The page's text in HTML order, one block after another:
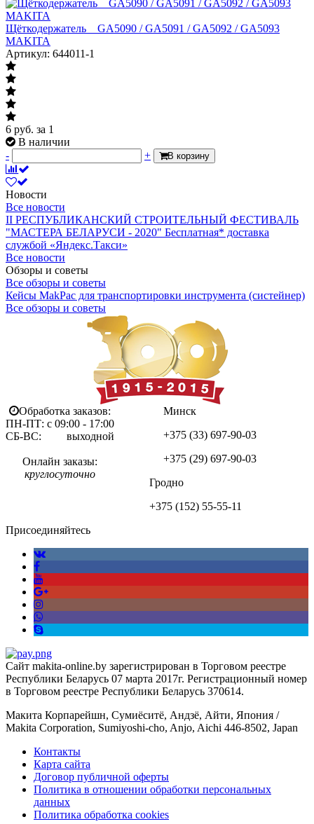
Щёткодержатель__GA5090 / GA5091 / GA5092 / GA5093
MAKITA
Артикул: 644011-1
6 руб. за 1
В наличии
-
+ В корзину
Новости
Все новости
II РЕСПУБЛИКАНСКИЙ СТРОИТЕЛЬНЫЙ ФЕСТИВАЛЬ
"МАСТЕРА БЕЛАРУСИ - 2020" Бесплатная* доставка
службой «Яндекс.Такси»
Все новости
Обзоры и советы
Все обзоры и советы
Кейсы MakPac для транспортировки инструмента (систейнер)
Все обзоры и советы
Обработка заказов:
ПН-ПТ: с 09:00 - 17:00
СБ-ВС: выходной
Онлайн заказы:
круглосуточно
Минск
+375 (33) 697-90-03
+375 (29) 697-90-03
Гродно
+375 (152) 55-55-11
Присоединяйтесь
Сайт makita-online.by зарегистрирован в Торговом реестре
Республики Беларусь 07 марта 2017г. Регистрационный номер
в Торговом реестре Республики Беларусь 370614.
Макита Корпарейшн, Сумиёситё, Андзё, Айти, Япония /
Makita Corporation, Sumiyoshi-cho, Anjo, Aichi 446-8502, Japan
Контакты
Карта сайта
Договор публичной оферты
Политика в отношении обработки персональных
данных
Политика обработка cookies